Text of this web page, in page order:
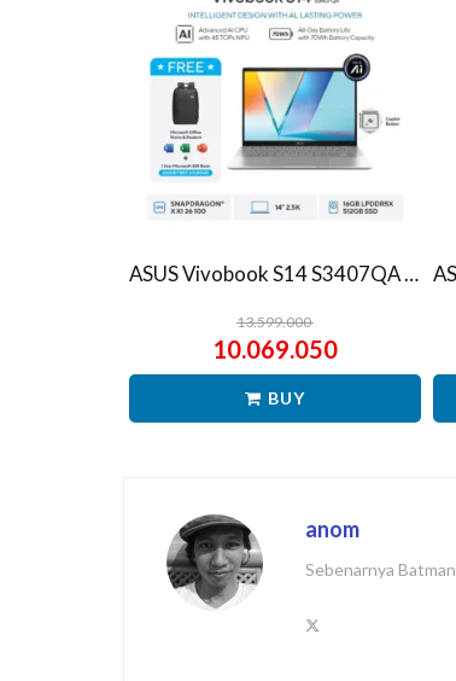
ASUS Vivobook S14 S3407QA – IPSP151M – Matte Gray
13.599.000
10.069.050
BUY
anom
Sebenarnya Batman